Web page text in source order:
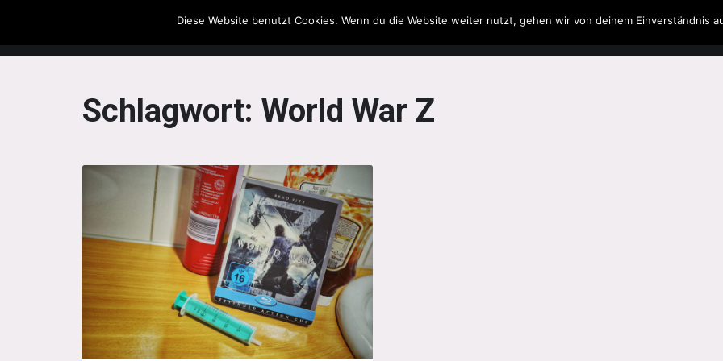
The Howling Men Filme & Serien Musik Spielzeug Literatur
Schlagwort: World War Z
Diese Website benutzt Cookies. Wenn du die Website weiter nutzt, gehen wir von deinem Einverständnis